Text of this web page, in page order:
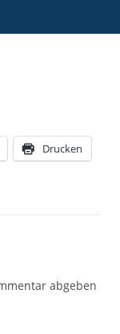
Drucken
abgeben